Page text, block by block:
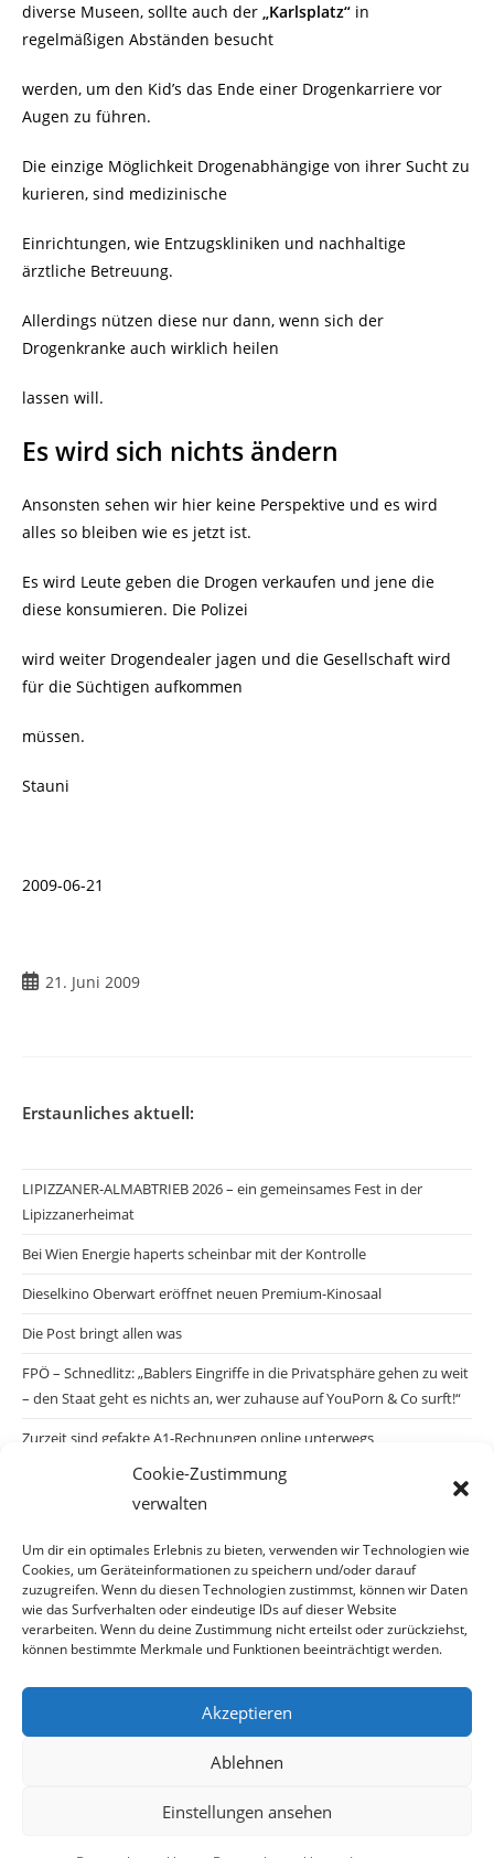
Cookie-Zustimmung
verwalten
Um dir ein optimales Erlebnis zu bieten, verwenden wir Technologien wie
Cookies, um Geräteinformationen zu speichern und/oder darauf
zuzugreifen. Wenn du diesen Technologien zustimmst, können wir Daten
wie das Surfverhalten oder eindeutige IDs auf dieser Website
verarbeiten. Wenn du deine Zustimmung nicht erteilst oder zurückziehst,
können bestimmte Merkmale und Funktionen beeinträchtigt werden.
Akzeptieren
Ablehnen
Einstellungen ansehen
diverse Museen, sollte auch der „Karlsplatz“ in
regelmäßigen Abständen besucht
werden, um den Kid’s das Ende einer Drogenkarriere vor
Augen zu führen.
Die einzige Möglichkeit Drogenabhängige von ihrer Sucht zu
kurieren, sind medizinische
Einrichtungen, wie Entzugskliniken und nachhaltige
ärztliche Betreuung.
Allerdings nützen diese nur dann, wenn sich der
Drogenkranke auch wirklich heilen
lassen will.
Es wird sich nichts ändern
Ansonsten sehen wir hier keine Perspektive und es wird
alles so bleiben wie es jetzt ist.
Es wird Leute geben die Drogen verkaufen und jene die
diese konsumieren. Die Polizei
wird weiter Drogendealer jagen und die Gesellschaft wird
für die Süchtigen aufkommen
müssen.
Stauni
2009-06-21
Beitrag
21. Juni 2009
Erstaunliches aktuell:
LIPIZZANER-ALMABTRIEB 2026 – ein gemeinsames Fest in der
Lipizzanerheimat
Bei Wien Energie haperts scheinbar mit der Kontrolle
Dieselkino Oberwart eröffnet neuen Premium-Kinosaal
Die Post bringt allen was
FPÖ – Schnedlitz: „Bablers Eingriffe in die Privatsphäre gehen zu weit
– den Staat geht es nichts an, wer zuhause auf YouPorn & Co surft!“
Zurzeit sind gefakte A1-Rechnungen online unterwegs
Salzburgs Juden und ihre Sicherheit: „Erst nach einem Anschlag wäre
die Gefahr endlich konkret!“
Biologisches Wunder in Ceuta
Ein vermeintliches Abschiebemärchen
Archiv